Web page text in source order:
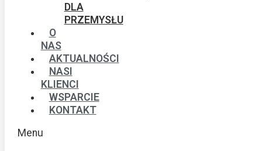
DLA
PRZEMYSŁU
O
NAS
AKTUALNOŚCI
NASI
KLIENCI
WSPARCIE
KONTAKT
Menu